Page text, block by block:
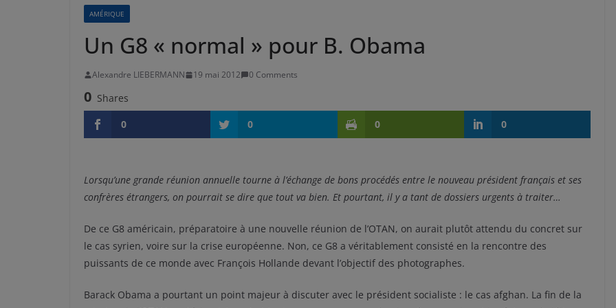
AMÉRIQUE
Un G8 « normal » pour B. Obama
Alexandre LIEBERMANN 19 mai 2012 0 Comments
0 Shares
0
0 0 0
Lorsqu’une grande réunion annuelle tourne à l’échange de bons procédés entre le nouveau président français et ses
confrères étrangers, on pourrait se dire que tout va bien. Et pourtant, il y a tant de dossiers urgents à traiter…
De ce G8 américain, préparatoire à une nouvelle réunion de l’OTAN, on aurait plutôt attendu du concret sur
le cas syrien, voire sur la crise européenne. Non, ce G8 a véritablement consisté en la rencontre des
puissants de ce monde avec François Hollande devant l’objectif des photographes.
Barack Obama a pourtant un point majeur à discuter avec le président socialiste : le cas afghan. La fin de la